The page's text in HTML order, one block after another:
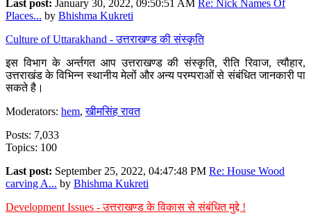
Last post: January 30, 2022, 09:50:51 AM Re: Nick Names Of
Places... by Bhishma Kukreti
Culture of Uttarakhand - उत्तराखण्ड की संस्कृति
इस विभाग के अर्न्तगत आप उत्तराखण्ड की संस्कृति, रीति रिवाज, त्यौहार,
उत्तराखंड के विभिन्न स्थानीय मेलों और अन्य परम्पराओं से संबंधित जानकारी पा
सकते है।
Moderators: hem,खीमसिंह रावत
Posts: 7,033
Topics: 100
Last post: September 25, 2022, 04:47:48 PM Re: House Wood
carving A... by Bhishma Kukreti
Development Issues - उत्तराखण्ड के विकास से संबंधित मुद्दे !